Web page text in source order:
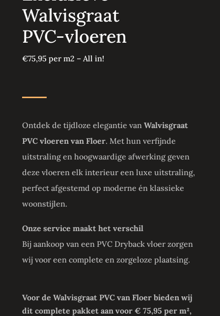
Walvisgraat
PVC-vloeren
€75,95 per m2 – All in!
Ontdek de tijdloze elegantie van Walvisgraat
PVC vloeren van Floer. Met hun verfijnde
uitstraling en hoogwaardige afwerking geven
deze vloeren elk interieur een luxe uitstraling,
perfect afgestemd op moderne én klassieke
woonstijlen.
Onze service maakt het verschil
Bij aankoop van een PVC Dryback vloer zorgen
wij voor een complete en zorgeloze plaatsing.
Voor de Walvisgraat PVC van Floer bieden wij
dit complete pakket aan voor € 75,95 per m²,